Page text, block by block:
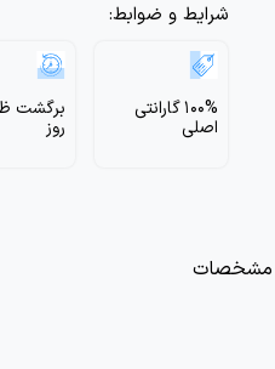
شرایط و ضوابط:
100% گارانتی
اصلی روز
مشخصات